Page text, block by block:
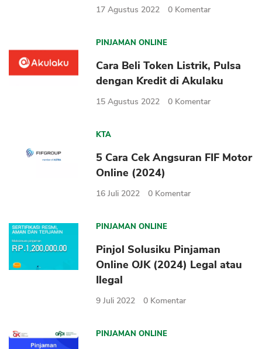
Asuransi Jiwa
Asuransi Kesehatan
17 Agustus 2022 0 Komentar
PINJAMAN ONLINE
Cara Beli Token Listrik, Pulsa
dengan Kredit di Akulaku
15 Agustus 2022 0 Komentar
KTA
5 Cara Cek Angsuran FIF Motor
Online (2024)
16 Juli 2022 0 Komentar
PINJAMAN ONLINE
Pinjol Solusiku Pinjaman
Online OJK (2024) Legal atau
Ilegal
9 Juli 2022 0 Komentar
PINJAMAN ONLINE